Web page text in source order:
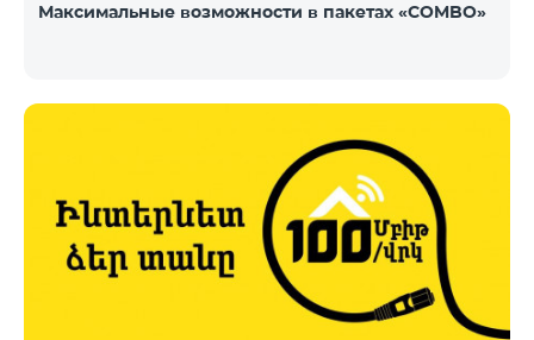
Максимальные возможности в пакетах «COMBO»